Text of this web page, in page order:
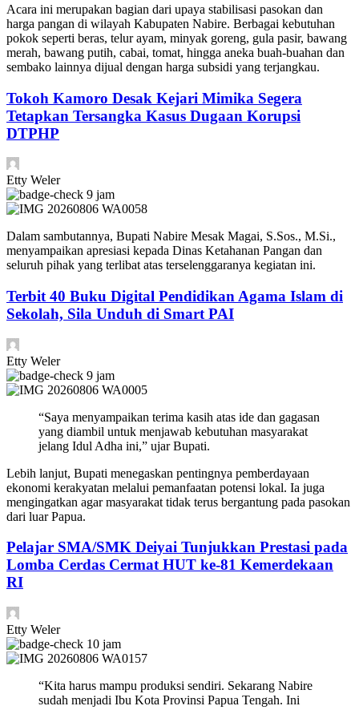
Acara ini merupakan bagian dari upaya stabilisasi pasokan dan
harga pangan di wilayah Kabupaten Nabire. Berbagai kebutuhan
pokok seperti beras, telur ayam, minyak goreng, gula pasir, bawang
merah, bawang putih, cabai, tomat, hingga aneka buah-buahan dan
sembako lainnya dijual dengan harga subsidi yang terjangkau.
Tokoh Kamoro Desak Kejari Mimika Segera
Tetapkan Tersangka Kasus Dugaan Korupsi
DTPHP
Etty Weler
9 jam
Dalam sambutannya, Bupati Nabire Mesak Magai, S.Sos., M.Si.,
menyampaikan apresiasi kepada Dinas Ketahanan Pangan dan
seluruh pihak yang terlibat atas terselenggaranya kegiatan ini.
Terbit 40 Buku Digital Pendidikan Agama Islam di
Sekolah, Sila Unduh di Smart PAI
Etty Weler
9 jam
“Saya menyampaikan terima kasih atas ide dan gagasan
yang diambil untuk menjawab kebutuhan masyarakat
jelang Idul Adha ini,” ujar Bupati.
Lebih lanjut, Bupati menegaskan pentingnya pemberdayaan
ekonomi kerakyatan melalui pemanfaatan potensi lokal. Ia juga
mengingatkan agar masyarakat tidak terus bergantung pada pasokan
dari luar Papua.
Pelajar SMA/SMK Deiyai Tunjukkan Prestasi pada
Lomba Cerdas Cermat HUT ke-81 Kemerdekaan
RI
Etty Weler
10 jam
“Kita harus mampu produksi sendiri. Sekarang Nabire
sudah menjadi Ibu Kota Provinsi Papua Tengah. Ini